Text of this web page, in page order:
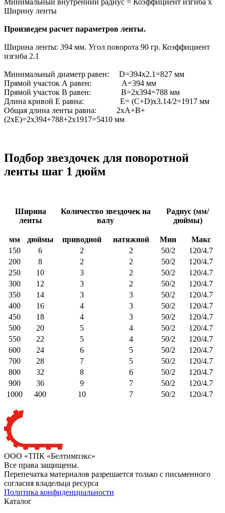
Минимальный внутренний радиус = Коэффициент изгиба х
Ширину ленты
Произведем расчет параметров ленты.
Ширина ленты: 394 мм. Угол поворота 90 гр. Коэффициент
изгиба 2.1
Минимальный диаметр равен: D=394x2.1=827 мм
Прямой участок А равен: А=394 мм
Прямой участок В равен: В=2х394=788 мм
Длина кривой Е равна: Е= (С+D)х3.14/2=1917 мм
Общая длина ленты равна: 2хА+В+
(2хЕ)=2х394+788+2х1917=5410 мм
Подбор звездочек для поворотной
ленты шаг 1 дюйм
Ширина
ленты
Количество звездочек на
валу
Радиус (мм/
дюймы)
мм дюймы приводной натяжной Мин
Макс
150
6 2 2 50/2
120/4.7
200
8 2 2 50/2
120/4.7
250
10 3 2 50/2
120/4.7
300
12 3 2 50/2
120/4.7
350
14 3 3 50/2
120/4.7
400
16 4 3 50/2
120/4.7
450
18 4 3 50/2
120/4.7
500
20 5 4 50/2
120/4.7
550
22 5 4 50/2
120/4.7
600
24 6 5 50/2
120/4.7
700
28 7 5 50/2
120/4.7
800
32 8 6 50/2
120/4.7
900
36 9 7 50/2
120/4.7
1000
400 10 7 50/2 120/4.7
ООО «ТПК «Белтимпэкс»
Все права защищены.
Перепечатка материалов разрешается только с письменного
согласия владельца ресурса
Политика конфиденциальности
Каталог